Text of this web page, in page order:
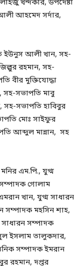
খন্দকার, উপদেষ্টা
আহমেদ সর্দার,
ইউনুস আলী খান, সহ-
রহমান, সহ-
বীর মুক্তিযোদ্ধা
সভাপতি মাবু
সভাপতি হাবিবুর
মোঃ সাইফুর
আব্দুল মান্নান, সহ
এম.পি., যুগ্ম
সম্পাদক গোলাম
খান, যুগ্ম সাধারন
সম্পাদক মহসিন শাহ,
সম্পাদক
ইসলাম তালুকদার,
সম্পাদক ইমরান
রহমান, দপ্তর